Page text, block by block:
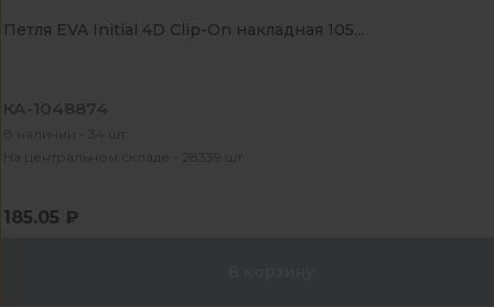
Петля EVA Initial 4D Clip-On накладная 105...
КА-1048874
В наличии - 34 шт
На центральном складе - 28339 шт
185.05 ₽